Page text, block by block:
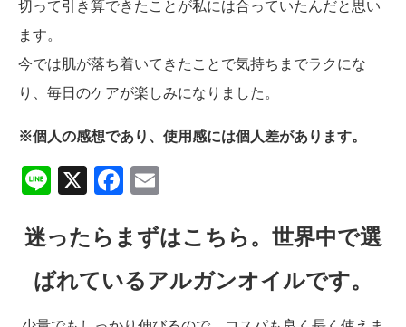
切って引き算できたことが私には合っていたんだと思い
ます。
今では肌が落ち着いてきたことで気持ちまでラクにな
り、毎日のケアが楽しみになりました。
※個人の感想であり、使用感には個人差があります。
LineX Facebook
迷ったらまずはこちら。世界中で選
ばれているアルガンオイルです。